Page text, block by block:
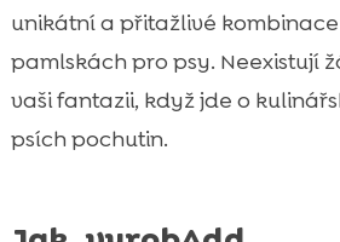
unikátní a přitažlivé
pamlskách pro psy. Neexistují
vaši fantazii, když jde o
psích pochutin.